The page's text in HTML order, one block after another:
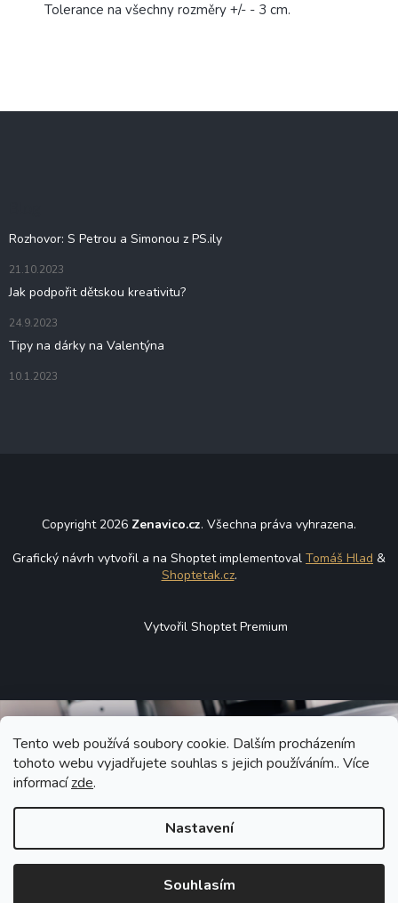
Tento web používá soubory cookie. Dalším procházením
tohoto webu vyjadřujete souhlas s jejich používáním.. Více
informacízde.
Nastavení
Souhlasím
Tolerance na všechny rozměry +/- - 3 cm.
Rozhovor: S Petrou a Simonou z PS.ily
21.10.2023
Jak podpořit dětskou kreativitu?
24.9.2023
Tipy na dárky na Valentýna
10.1.2023
Copyright 2026 Zenavico.cz. Všechna práva vyhrazena.
Grafický návrh vytvořil a na Shoptet implementoval Tomáš Hlad &
Shoptetak.cz.
Vytvořil Shoptet Premium